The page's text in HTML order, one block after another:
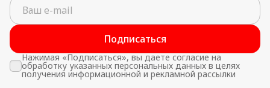
Подписаться
Нажимая «Подписаться», вы даете согласие на
обработку указанных персональных данных в целях
получения информационной и рекламной рассылки